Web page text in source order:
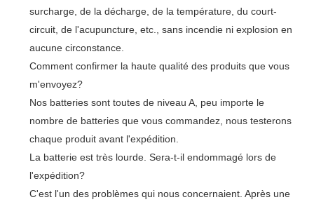
surcharge, de la décharge, de la température, du court-
circuit, de l'acupuncture, etc., sans incendie ni explosion en
aucune circonstance.
Comment confirmer la haute qualité des produits que vous
m'envoyez?
Nos batteries sont toutes de niveau A, peu importe le
nombre de batteries que vous commandez, nous testerons
chaque produit avant l'expédition.
La batterie est très lourde. Sera-t-il endommagé lors de
l'expédition?
C'est l'un des problèmes qui nous concernaient. Après une